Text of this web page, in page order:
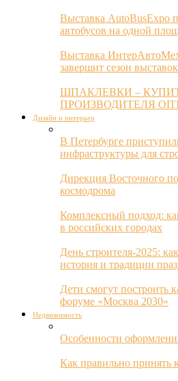
Выставка AutoBusExpo
автобусов на одной
Выставка
завершит сезон
ШПАКЛЕВКИ –
ПРОИЗВОДИТЕЛЯ
Дизайн и интерьер
В Петербурге
инфраструктуры для
Дирекция Восточного
космодрома
Комплексный подход:
в российских городах
День строителя-2025:
история и традиции
Дети смогут построить
форуме «Москва 2030»
Недвижимость
Особенности
Как правильно принять